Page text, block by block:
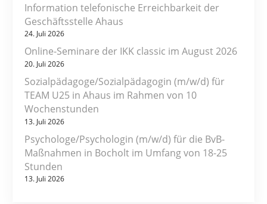
Information telefonische Erreichbarkeit der
Geschäftsstelle Ahaus
24. Juli 2026
Online-Seminare der IKK classic im August 2026
20. Juli 2026
Sozialpädagoge/Sozialpädagogin (m/w/d) für
TEAM U25 in Ahaus im Rahmen von 10
Wochenstunden
13. Juli 2026
Psychologe/Psychologin (m/w/d) für die BvB-
Maßnahmen in Bocholt im Umfang von 18-25
Stunden
13. Juli 2026